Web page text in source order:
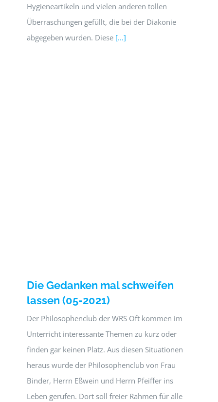
Hygieneartikeln und vielen anderen tollen
Überraschungen gefüllt, die bei der Diakonie
abgegeben wurden. Diese [...]
Die Gedanken mal schweifen
lassen (05-2021)
Der Philosophenclub der WRS Oft kommen im
Unterricht interessante Themen zu kurz oder
finden gar keinen Platz. Aus diesen Situationen
heraus wurde der Philosophenclub von Frau
Binder, Herrn Eßwein und Herrn Pfeiffer ins
Leben gerufen. Dort soll freier Rahmen für alle